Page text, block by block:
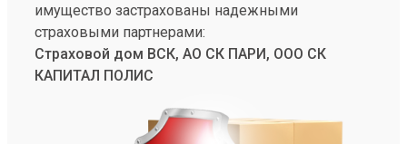
имущество застрахованы надежными
страховыми партнерами:
Страховой дом ВСК, АО СК ПАРИ, ООО СК
КАПИТАЛ ПОЛИС